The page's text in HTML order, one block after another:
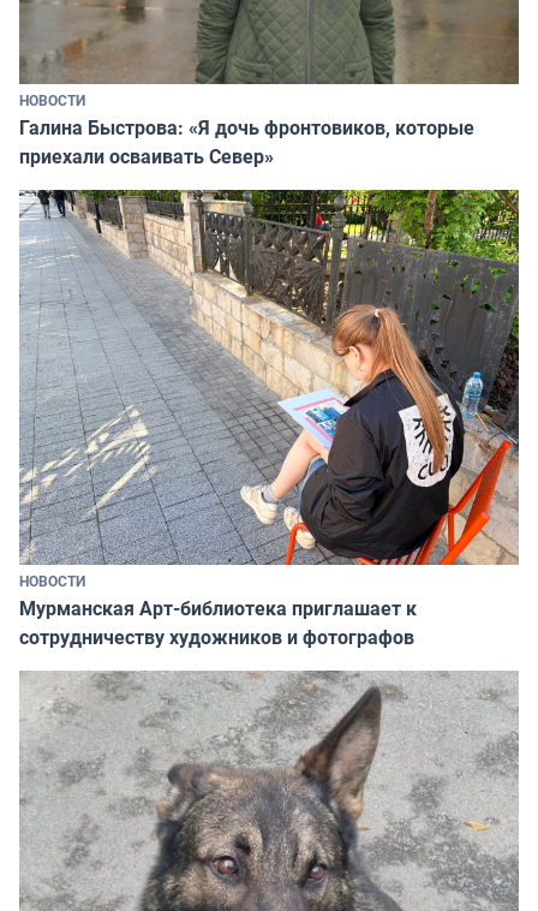
НОВОСТИ
Галина Быстрова: «Я дочь фронтовиков, которые
приехали осваивать Север»
НОВОСТИ
Мурманская Арт-библиотека приглашает к
сотрудничеству художников и фотографов